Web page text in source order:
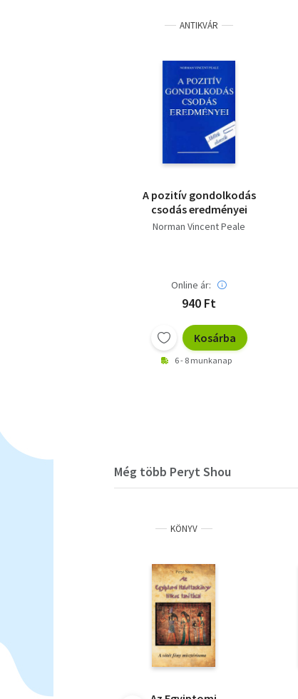
ANTIKVÁR
A pozitív gondolkodás
csodás eredményei
Norman Vincent Peale
Online ár:
940 Ft
Kosárba
6 - 8 munkanap
Még több Peryt Shou
KÖNYV